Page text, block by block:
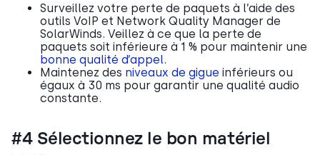
Surveillez votre perte de paquets à l’aide des
outils VoIP et Network Quality Manager de
SolarWinds. Veillez à ce que la perte de
paquets soit inférieure à 1 % pour maintenir une
bonne qualité d’appel.
Maintenez des niveaux de gigue inférieurs ou
égaux à 30 ms pour garantir une qualité audio
constante.
#4 Sélectionnez le bon matériel